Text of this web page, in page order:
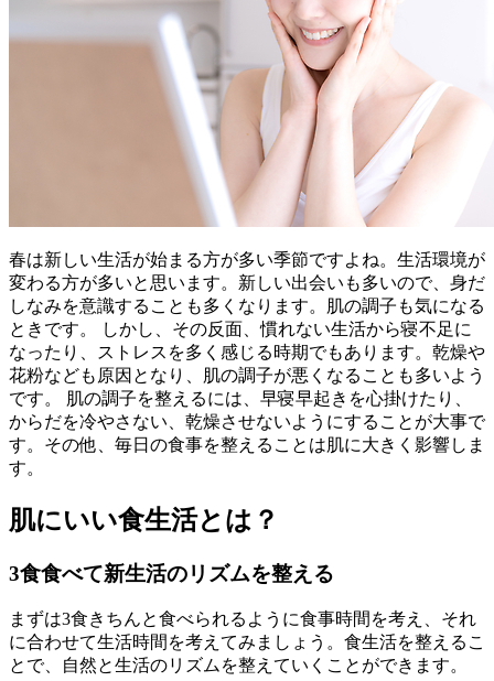
春は新しい生活が始まる方が多い季節ですよね。生活環境が
変わる方が多いと思います。新しい出会いも多いので、身だ
しなみを意識することも多くなります。肌の調子も気になる
ときです。 しかし、その反面、慣れない生活から寝不足に
なったり、ストレスを多く感じる時期でもあります。乾燥や
花粉なども原因となり、肌の調子が悪くなることも多いよう
です。 肌の調子を整えるには、早寝早起きを心掛けたり、
からだを冷やさない、乾燥させないようにすることが大事で
す。その他、毎日の食事を整えることは肌に大きく影響しま
す。
肌にいい食生活とは？
3食食べて新生活のリズムを整える
まずは3食きちんと食べられるように食事時間を考え、それ
に合わせて生活時間を考えてみましょう。食生活を整えるこ
とで、自然と生活のリズムを整えていくことができます。